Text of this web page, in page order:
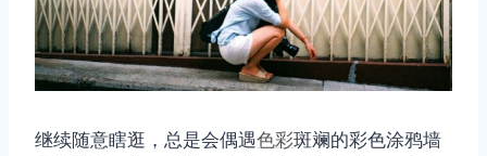
继续随意瞎逛，总是会偶遇色彩斑斓的彩色涂鸦墙